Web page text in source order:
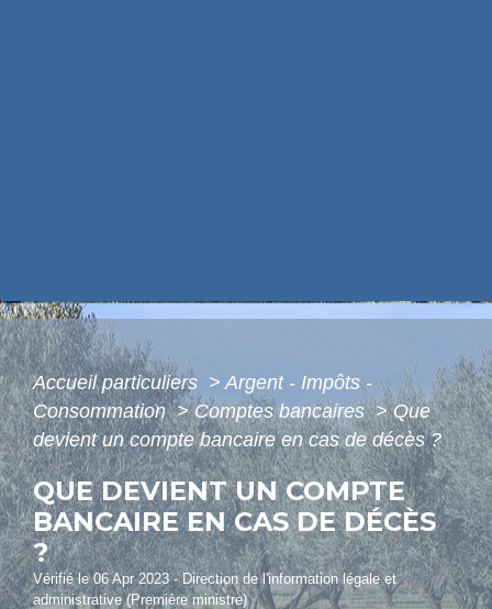
Accueil particuliers > Argent - Impôts -
Consommation> Comptes bancaires> Que
devient un compte bancaire en cas de décès ?
QUE DEVIENT UN COMPTE
BANCAIRE EN CAS DE DÉCÈS
?
Vérifié le 06 Apr 2023 - Direction de l'information légale et
administrative (Première ministre)